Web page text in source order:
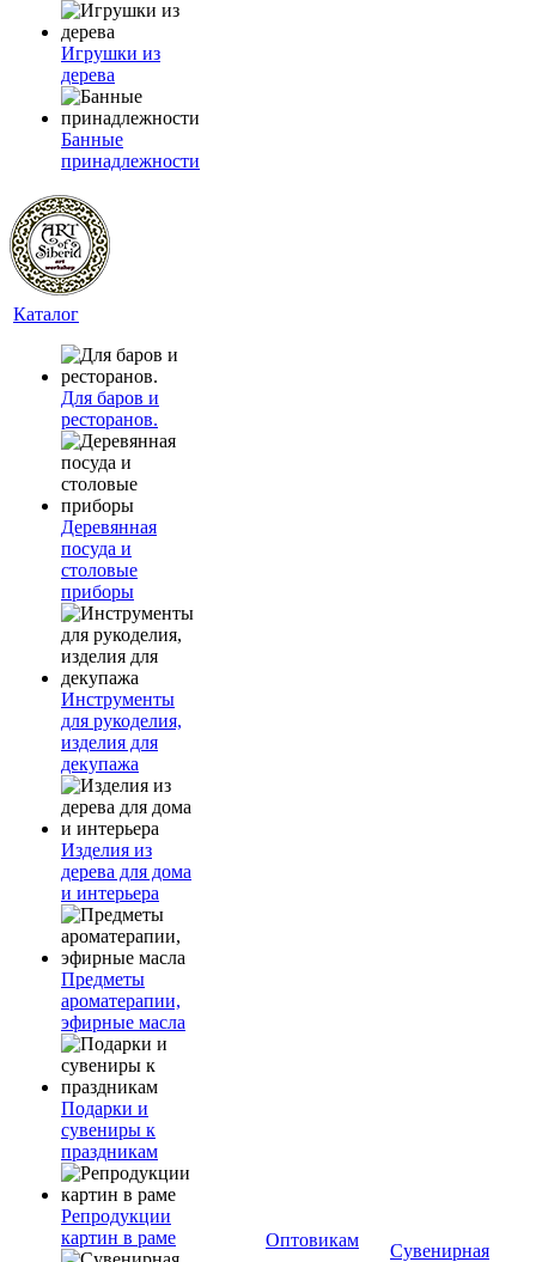
Игрушки из
дерева
Банные
принадлежности
Каталог
Для баров и
ресторанов.
Деревянная
посуда и
столовые
приборы
Инструменты
для рукоделия,
изделия для
декупажа
Изделия из
дерева для дома
и интерьера
Предметы
ароматерапии,
эфирные масла
Подарки и
сувениры к
праздникам
Репродукции
картин в раме
Оптовикам
Сувенирная